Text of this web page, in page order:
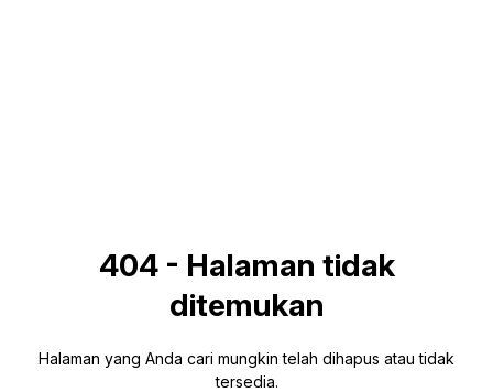
404- Halaman tidak
ditemukan
Halaman yang Anda cari mungkin telah dihapus atau tidak
tersedia.